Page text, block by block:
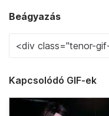
Beágyazás
Kapcsolódó GIF-ek